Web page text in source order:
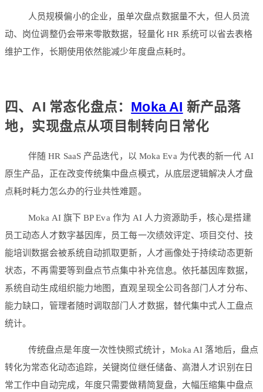
人员规模偏小的企业，虽单次盘点数据量不大，但人员流
动、岗位调整仍会带来零散数据，轻量化 HR 系统可以省去表格
维护工作，长期使用依然能减少年度盘点耗时。
四、AI 常态化盘点： Moka AI 新产品落
地，实现盘点从项目制转向日常化
伴随 HR SaaS 产品迭代，以 Moka Eva 为代表的新一代 AI
原生产品，正在改变传统集中盘点模式，从底层逻辑解决人才盘
点耗时耗力怎么办的行业共性难题。
Moka AI 旗下 BP Eva 作为 AI 人力资源助手，核心是搭建
员工动态人才数字基因库，员工每一次绩效评定、项目交付、技
能培训数据会被系统自动抓取更新，人才画像处于持续动态更新
状态，不再需要等到盘点节点集中补充信息。依托基因库数据，
系统自动生成组织能力地图，直观呈现全公司各部门人才分布、
能力缺口，管理者随时调取部门人才数据，替代集中式人工盘点
统计。
传统盘点是年度一次性快照式统计，Moka AI 落地后，盘点
转化为常态化动态追踪，关键岗位继任储备、高潜人才识别在日
常工作中自动完成，年度只需要做精简复盘，大幅压缩集中盘点